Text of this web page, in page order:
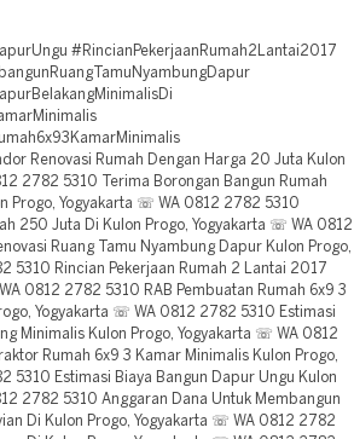
#RincianPekerjaanRumah2Lantai2017
Renovasi Rumah Dengan Harga 20 Juta Kulon
2782 5310 Terima Borongan Bangun Rumah
Progo, Yogyakarta ☏ WA 0812 2782 5310
250 Juta Di Kulon Progo, Yogyakarta ☏ WA 0812
Ruang Tamu Nyambung Dapur Kulon Progo,
5310 Rincian Pekerjaan Rumah 2 Lantai 2017
0812 2782 5310 RAB Pembuatan Rumah 6x9 3
Yogyakarta ☏ WA 0812 2782 5310 Estimasi
Minimalis Kulon Progo, Yogyakarta ☏ WA 0812
Rumah 6x9 3 Kamar Minimalis Kulon Progo,
5310 Estimasi Biaya Bangun Dapur Ungu Kulon
2782 5310 Anggaran Dana Untuk Membangun
Di Kulon Progo, Yogyakarta ☏ WA 0812 2782